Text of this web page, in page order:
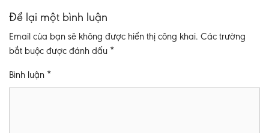
Để lại một bình luận
Email của bạn sẽ không được hiển thị công khai. Các trường
bắt buộc được đánh dấu *
Bình luận *